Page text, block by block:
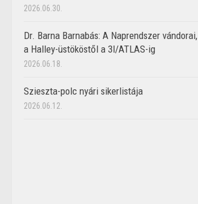
2026.06.30.
Dr. Barna Barnabás: A Naprendszer vándorai,
a Halley-üstököstől a 3I/ATLAS-ig
2026.06.18.
Szieszta-polc nyári sikerlistája
2026.06.12.